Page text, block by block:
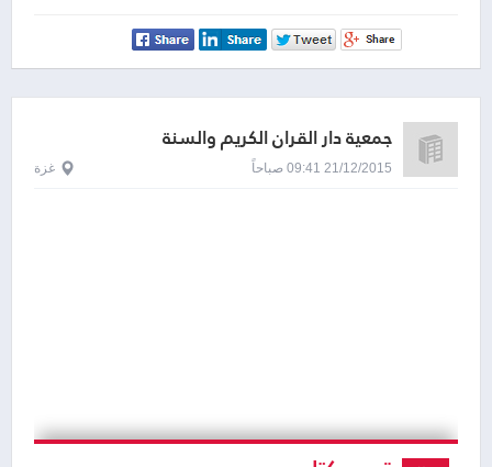
جمعية دار القران الكريم والسنة
21/12/2015 09:41 صباحاً غزة